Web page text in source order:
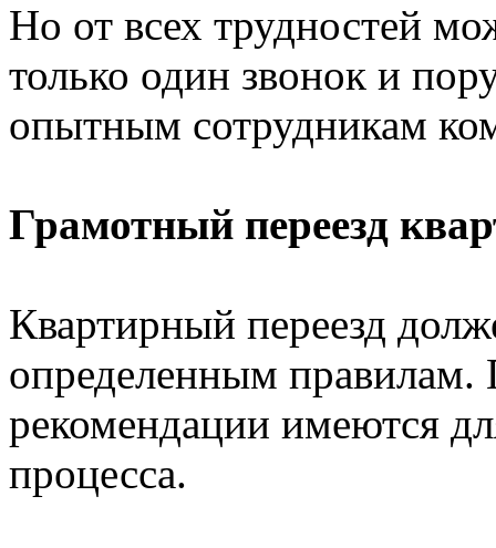
Но от всех трудностей
только один звонок и
опытным сотрудникам
Грамотный переезд
Квартирный переезд
определенным правилам.
рекомендации имеются
процесса.